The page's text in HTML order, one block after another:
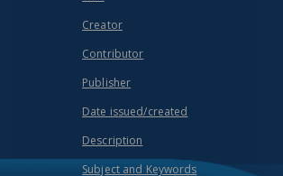
Creator
Contributor
Publisher
Date issued/created
Description
Subject and Keywords